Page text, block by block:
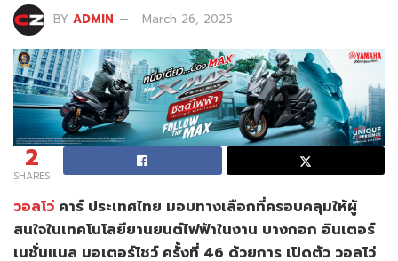
BY ADMIN March 26, 2025
2
SHARES
วอลโว่ คาร์ ประเทศไทย มอบทางเลือกที่ครอบคลุมให้ผู้
สนใจในเทคโนโลยียานยนต์ไฟฟ้าในงาน บางกอก อินเตอร์
เนชั่นแนล มอเตอร์โชว์ ครั้งที่ 46 ด้วยการ เปิดตัว วอลโว่